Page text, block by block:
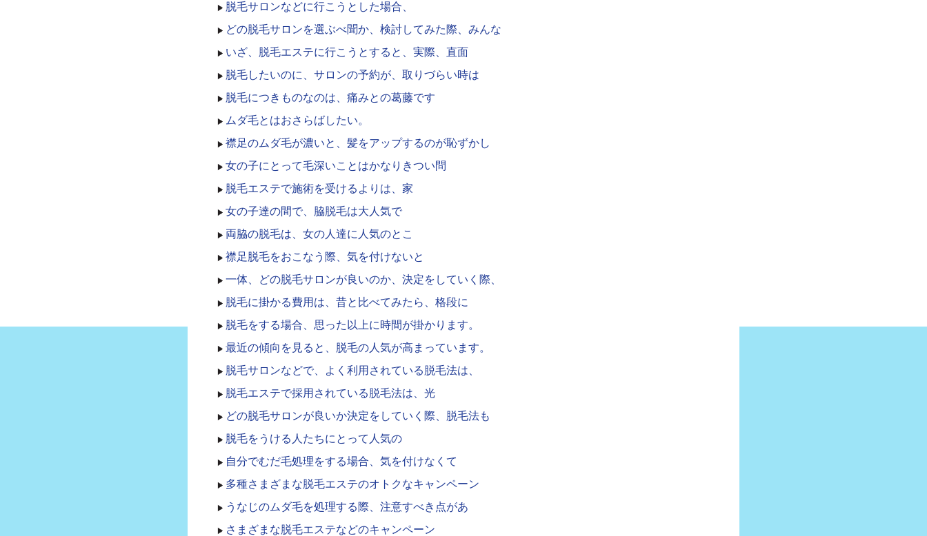
脱毛サロンなどに行こうとした場合、
どの脱毛サロンを選ぶべ聞か、検討してみた際、みんな
いざ、脱毛エステに行こうとすると、実際、直面
脱毛したいのに、サロンの予約が、取りづらい時は
脱毛につきものなのは、痛みとの葛藤です
ムダ毛とはおさらばしたい。
襟足のムダ毛が濃いと、髪をアップするのが恥ずかし
女の子にとって毛深いことはかなりきつい問
脱毛エステで施術を受けるよりは、家
女の子達の間で、脇脱毛は大人気で
両脇の脱毛は、女の人達に人気のとこ
襟足脱毛をおこなう際、気を付けないと
一体、どの脱毛サロンが良いのか、決定をしていく際、
脱毛に掛かる費用は、昔と比べてみたら、格段に
脱毛をする場合、思った以上に時間が掛かります。
最近の傾向を見ると、脱毛の人気が高まっています。
脱毛サロンなどで、よく利用されている脱毛法は、
脱毛エステで採用されている脱毛法は、光
どの脱毛サロンが良いか決定をしていく際、脱毛法も
脱毛をうける人たちにとって人気の
自分でむだ毛処理をする場合、気を付けなくて
多種さまざまな脱毛エステのオトクなキャンペーン
うなじのムダ毛を処理する際、注意すべき点があ
さまざまな脱毛エステなどのキャンペーン